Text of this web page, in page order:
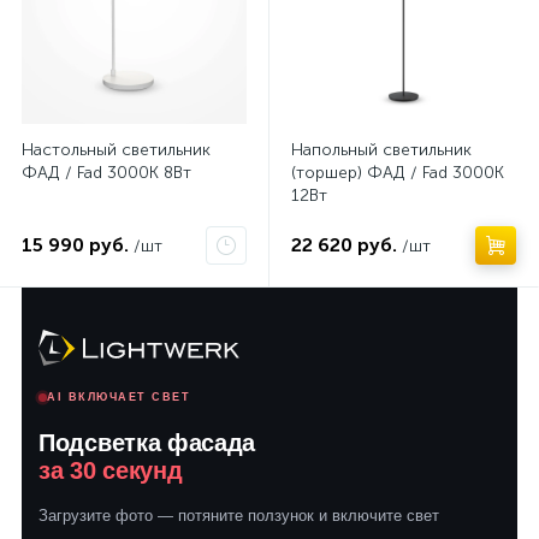
Настольный светильник
ФАД / Fad 3000К 8Вт
15 990 руб. /шт
Напольный светильник
(торшер) ФАД / Fad 3000К
12Вт
22 620 руб. /шт
AI ВКЛЮЧАЕТ СВЕТ
Подсветка фасада
за 30 секунд
Загрузите фото — потяните ползунок и включите свет